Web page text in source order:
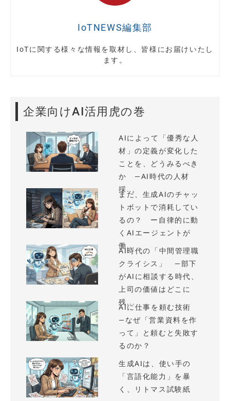
IoTNEWS編集部
IoTに関する様々な情報を取材し、皆様にお届けいたし
ます。
企業向けAI活用虎の巻
AIによって「優秀な人
材」の定義が変化した
ことを、どうみるべき
か —AI時代の人材
採...
まだ、生成AIのチャッ
トボットで消耗してい
るの？ ー自律的に動
くAIエージェントが
働...
AI時代の「中間管理職
クライシス」 —部下
がAIに相談する時代、
上司の価値はどこに
残...
AIに仕事を頼む技術
—なぜ「営業資料を作
って」と頼むと失敗す
るのか？
生成AIは、使い手の
「言語化能力」を暴
く、リトマス試験紙